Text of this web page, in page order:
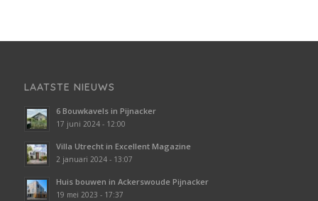
LAATSTE NIEUWS
6 Bouwkavels in Pijnacker
17 juni 2024 - 12:00
Villa Utrecht in Excellent Magazine
2 januari 2024 - 13:07
Huis bouwen in Ackerswoude Pijnacker
19 mei 2023 - 17:37